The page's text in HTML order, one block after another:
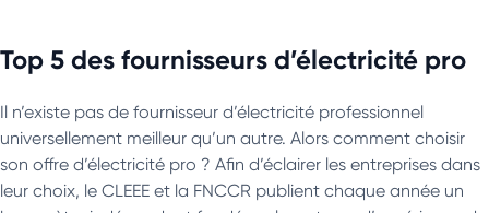
Top 5 des fournisseurs d’électricité pro
Il n’existe pas de fournisseur d’électricité professionnel
universellement meilleur qu’un autre. Alors comment choisir
son offre d’électricité pro ? Afin d’éclairer les entreprises dans
leur choix, le CLEEE et la FNCCR publient chaque année un